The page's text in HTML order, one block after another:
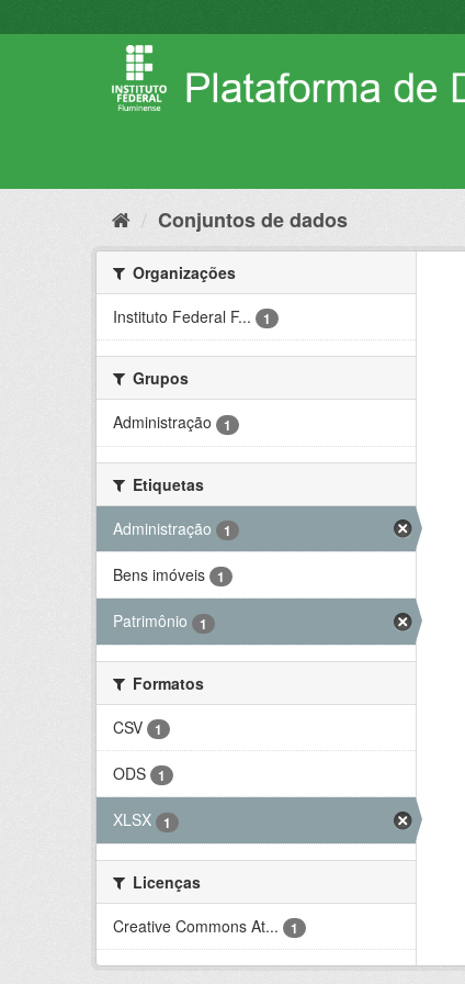
para
Conjuntos de dados
Organizações
Instituto Federal F...
1
Grupos
Administração
1
Etiquetas
Administração
1
Bens imóveis 1
Patrimônio 1
Formatos
CSV
1
ODS 1
XLSX 1
Licenças
Creative Commons At...
1